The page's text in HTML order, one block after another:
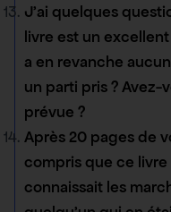
J’ai quelques
livre est un
a en revanche
un parti pris ? Avez-
prévue ?
Après 20 pages de
compris que ce
connaissait les